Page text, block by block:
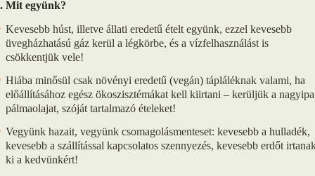
Mit együnk?
Kevesebb húst, illetve állati eredetű ételt együnk, ezzel kevesebb
üvegházhatású gáz kerül a légkörbe, és a vízfelhasználást is
csökkentjük vele!
Hiába minősül csak növényi eredetű (vegán) tápláléknak valami, ha
előállításához egész ökoszisztémákat kell kiirtani – kerüljük a
pálmaolajat, szóját tartalmazó ételeket!
Vegyünk hazait, vegyünk csomagolásmenteset: kevesebb a hulladék,
kevesebb a szállítással kapcsolatos szennyezés, kevesebb erdőt
ki a kedvünkért!